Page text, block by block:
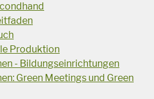
Produktion
- Bildungseinrichtungen
Green Meetings und Green